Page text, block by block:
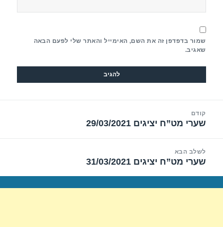
שמור בדפדפן זה את השם, האימייל והאתר שלי לפעם הבאה
שאגיב.
קודם
הפוסט
שערי מט”ח יציגים 29/03/2021
לשלב הבא
הפוסט
שערי מט”ח יציגים 31/03/2021